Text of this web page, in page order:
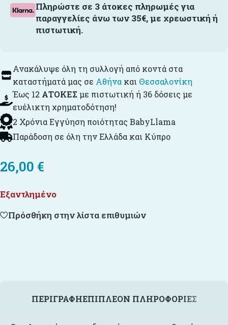
Πληρώστε σε 3 άτοκες πληρωμές για
παραγγελίες άνω των 35€, με χρεωστική ή
πιστωτική.
Ανακάλυψε όλη τη συλλογή από κοντά στα
καταστήματά μας σε Αθήνα και Θεσσαλονίκη
Έως 12 ΑΤΟΚΕΣ με πιστωτική ή 36 δόσεις με
ευέλικτη χρηματοδότηση!
2 Χρόνια Εγγύηση ποιότητας BabyLlama
Παράδοση σε όλη την Ελλάδα και Κύπρο
26,00 €
Εξαντλημένο
Πρόσθήκη στην λίστα επιθυμιών
ΠΕΡΙΓΡΑΦΉΕΠΙΠΛΈΟΝ ΠΛΗΡΟΦΟΡΊΕΣ